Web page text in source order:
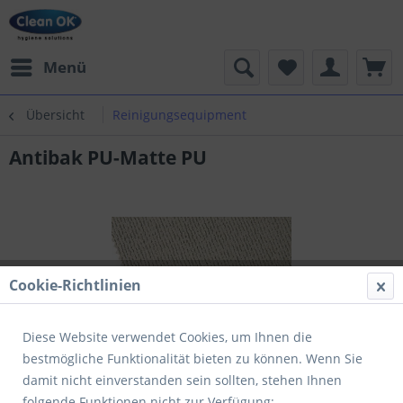
Menü
Übersicht Reinigungsequipment
Antibak PU-Matte PU
Cookie-Richtlinien
Diese Website verwendet Cookies, um Ihnen die
bestmögliche Funktionalität bieten zu können. Wenn Sie
damit nicht einverstanden sein sollten, stehen Ihnen